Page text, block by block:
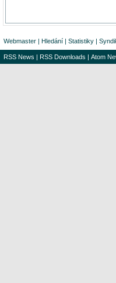
Webmaster | Hledání | Statistiky |
RSS News | RSS Downloads | Atom